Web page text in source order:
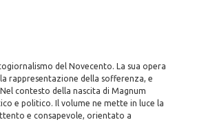
del Novecento. La sua opera
rappresentazione della sofferenza, e
contesto della nascita di Magnum
e politico. Il volume ne mette in luce la
e consapevole, orientato a